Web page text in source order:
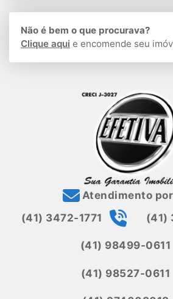
Não é bem o que procurava?
Clique aqui e encomende seu
Atendimento
(41) 3472-1771
(41)
(41) 98499-0611
(41) 98527-0611